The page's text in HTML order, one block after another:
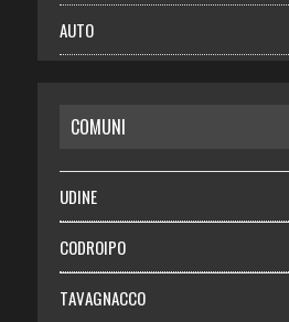
AUTO
RISPARMIO
SALUTE
Necrologie
Chi siamo
COMUNI
UDINE
CODROIPO
TAVAGNACCO